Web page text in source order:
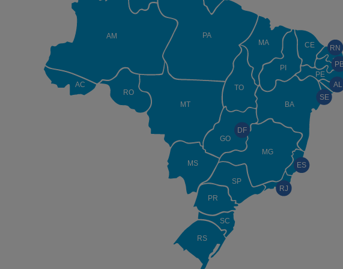
BA
SE
PE
AL
AM PA
MT
RO
AC
RJ
RS
SC
PR
SP
MS
GO
MG
ES
PI
CE
TO
MA
RN
DF